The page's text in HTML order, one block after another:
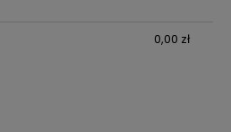
0,00 zł